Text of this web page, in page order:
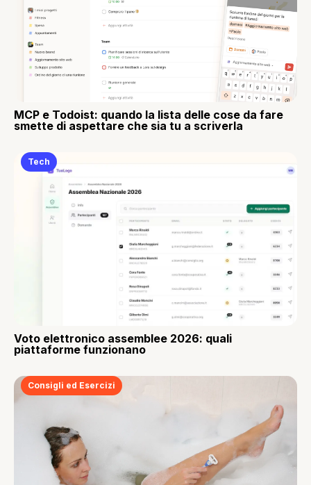
MCP e Todoist: quando la lista delle cose da fare
smette di aspettare che sia tu a scriverla
Tech
Voto elettronico assemblee 2026: quali
piattaforme funzionano
Consigli ed Esercizi